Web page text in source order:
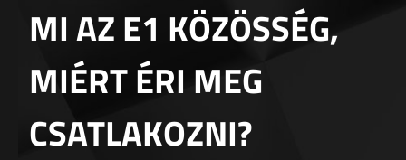
MI AZ E1 KÖZÖSSÉG,
MIÉRT ÉRI MEG
CSATLAKOZNI?